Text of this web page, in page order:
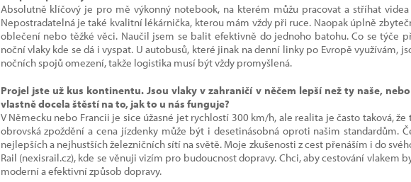
Absolutně klíčový je pro mě výkonný notebook, na kterém můžu pracovat a stříhat
Nepostradatelná je také kvalitní lékárnička, kterou mám vždy při ruce. Naopak úplně
oblečení nebo těžké věci. Naučil jsem se balit efektivně do jednoho batohu. Co se týče
noční vlaky kde se dá i vyspat. U autobusů, které jinak na denní linky po Evropě využívám,
nočních spojů omezení, takže logistika musí být vždy promyšlená.
Projel jste už kus kontinentu. Jsou vlaky v zahraničí v něčem lepší než ty naše,
vlastně docela štěstí na to, jak to u nás funguje?
V Německu nebo Francii je sice úžasné jet rychlostí 300 km/h, ale realita je často taková,
obrovská zpoždění a cena jízdenky může být i desetinásobná oproti našim standardům.
nejlepších a nejhustších železničních sítí na světě. Moje zkušenosti z cest přenáším i do
Rail (nexisrail.cz), kde se věnuji vizím pro budoucnost dopravy. Chci, aby cestování vlakem
moderní a efektivní způsob dopravy.